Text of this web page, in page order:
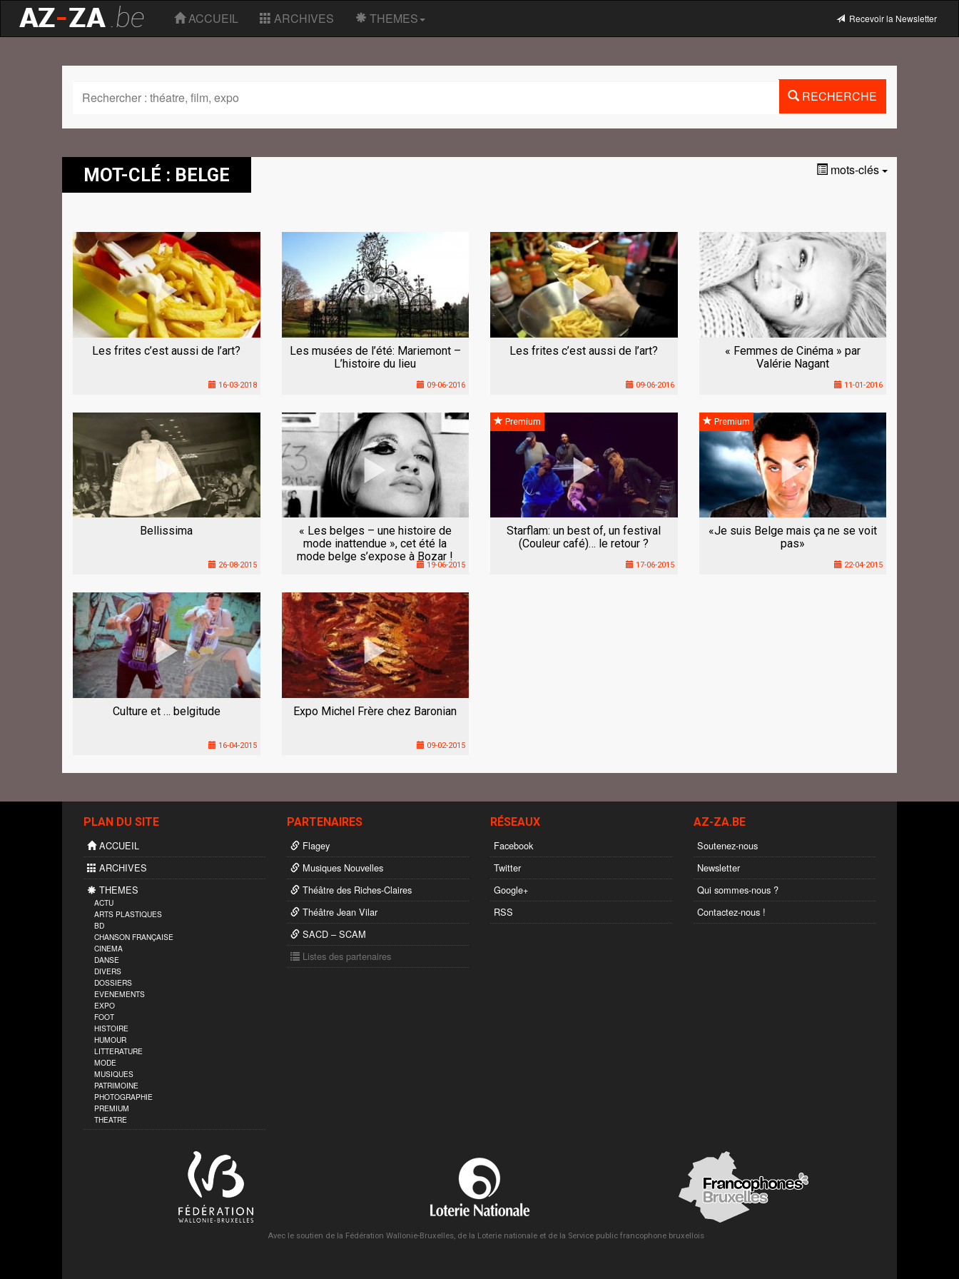
ACCUEIL ARCHIVES THEMES Recevoir la Newsletter
RECHERCHE
MOT-CLÉ : BELGE mots-clés
Les frites c’est aussi de l’art?
16-03-2018
Les musées de l’été: Mariemont –
L’histoire du lieu
09-06-2016
Les frites c’est aussi de l’art?
09-06-2016
« Femmes de Cinéma » par
Valérie Nagant
11-01-2016
Bellissima
26-08-2015
« Les belges – une histoire de
mode inattendue », cet été la
mode belge s’expose à Bozar !
19-06-2015
Premium
Starflam: un best of, un festival
(Couleur café)… le retour ?
17-06-2015
Premium
«Je suis Belge mais ça ne se voit
pas»
22-04-2015
Culture et … belgitude
16-04-2015
Expo Michel Frère chez Baronian
09-02-2015
PLAN DU SITE
ACCUEIL
ARCHIVES
THEMES
ACTU
ARTS PLASTIQUES
BD
CHANSON FRANÇAISE
CINEMA
DANSE
DIVERS
DOSSIERS
EVENEMENTS
EXPO
FOOT
HISTOIRE
HUMOUR
LITTERATURE
MODE
MUSIQUES
PATRIMOINE
PHOTOGRAPHIE
PREMIUM
THEATRE
PARTENAIRES
Flagey
Musiques Nouvelles
Théâtre des Riches-Claires
Théâtre Jean Vilar
SACD – SCAM
Listes des partenaires
RÉSEAUX
Facebook
Twitter
Google+
RSS
AZ-ZA.BE
Soutenez-nous
Newsletter
Qui sommes-nous ?
Contactez-nous !
Avec le soutien de la Fédération Wallonie-Bruxelles, de la Loterie nationale et de la Service public francophone bruxellois